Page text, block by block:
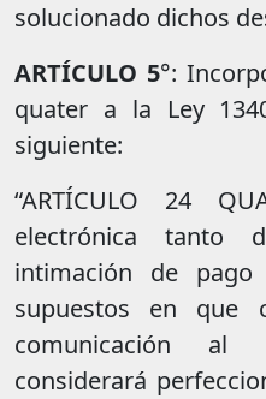
solucionado dichos
ARTÍCULO 5°:
quater a la Ley
siguiente:
“ARTÍCULO 24
electrónica tanto
intimación de
supuestos en que
comunicación
considerará